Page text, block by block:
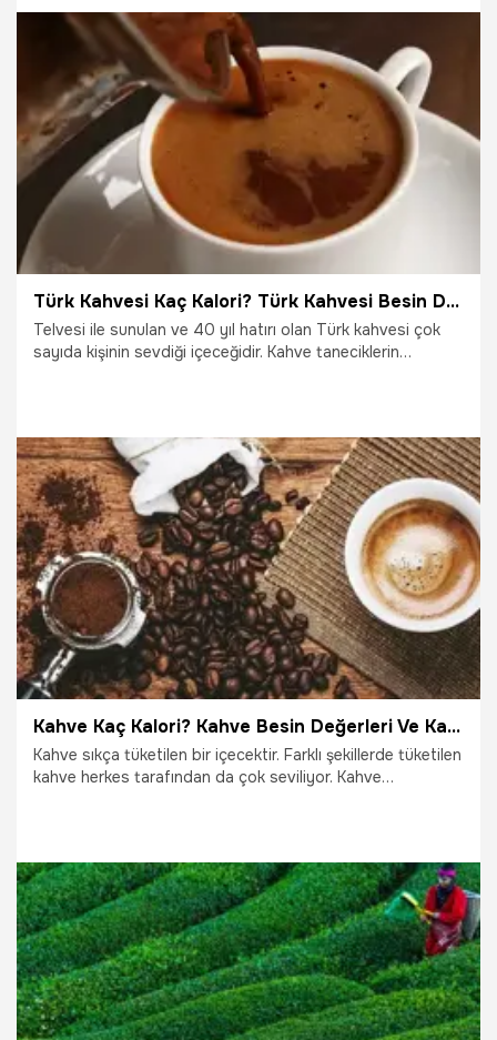
önemlidir. Öğünler atlanmamalıdır. Güne mutlaka kahvaltıyla
başlanmalı, atlandığında veya gereken özen
gösterilmediğinde aç kalınan süre içinde bağışıklık düşer"
dedi.
27.12.2023 Sağlık
Türk Kahvesi Kaç Kalori? Türk Kahvesi Besin Değerleri Ve Kalorisi...
Telvesi ile sunulan ve 40 yıl hatırı olan Türk kahvesi çok
sayıda kişinin sevdiği içeceğidir. Kahve taneciklerin
yediklerinin ve içtiklerinin kalorisini bilmek isterler. Sade bir
içeceği de ötesinde bu lezzet, yüksek kafein içermektedir.
24.12.2023 Sağlık
Kahve Kaç Kalori? Kahve Besin Değerleri Ve Kalorisi...
Kahve sıkça tüketilen bir içecektir. Farklı şekillerde tüketilen
kahve herkes tarafından da çok seviliyor. Kahve
sorunlarına yol açabilir.
11.07.2023 Sağlık